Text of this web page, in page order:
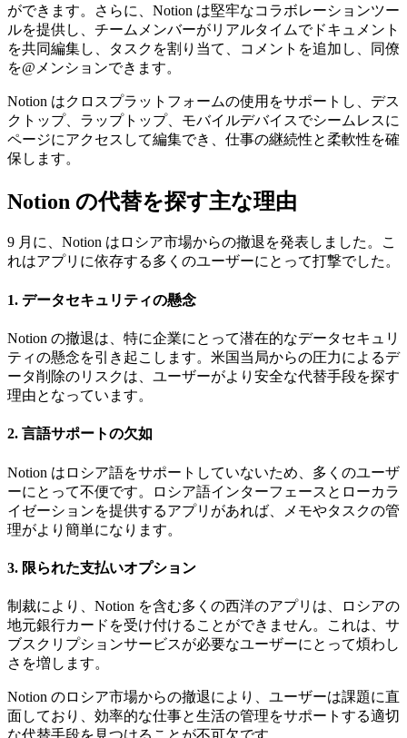
ができます。さらに、Notion は堅牢なコラボレーションツー
ルを提供し、チームメンバーがリアルタイムでドキュメント
を共同編集し、タスクを割り当て、コメントを追加し、同僚
を@メンションできます。
Notion はクロスプラットフォームの使用をサポートし、デス
クトップ、ラップトップ、モバイルデバイスでシームレスに
ページにアクセスして編集でき、仕事の継続性と柔軟性を確
保します。
Notion の代替を探す主な理由
9 月に、Notion はロシア市場からの撤退を発表しました。こ
れはアプリに依存する多くのユーザーにとって打撃でした。
1. データセキュリティの懸念
Notion の撤退は、特に企業にとって潜在的なデータセキュリ
ティの懸念を引き起こします。米国当局からの圧力によるデ
ータ削除のリスクは、ユーザーがより安全な代替手段を探す
理由となっています。
2. 言語サポートの欠如
Notion はロシア語をサポートしていないため、多くのユーザ
ーにとって不便です。ロシア語インターフェースとローカラ
イゼーションを提供するアプリがあれば、メモやタスクの管
理がより簡単になります。
3. 限られた支払いオプション
制裁により、Notion を含む多くの西洋のアプリは、ロシアの
地元銀行カードを受け付けることができません。これは、サ
ブスクリプションサービスが必要なユーザーにとって煩わし
さを増します。
Notion のロシア市場からの撤退により、ユーザーは課題に直
面しており、効率的な仕事と生活の管理をサポートする適切
な代替手段を見つけることが不可欠です。